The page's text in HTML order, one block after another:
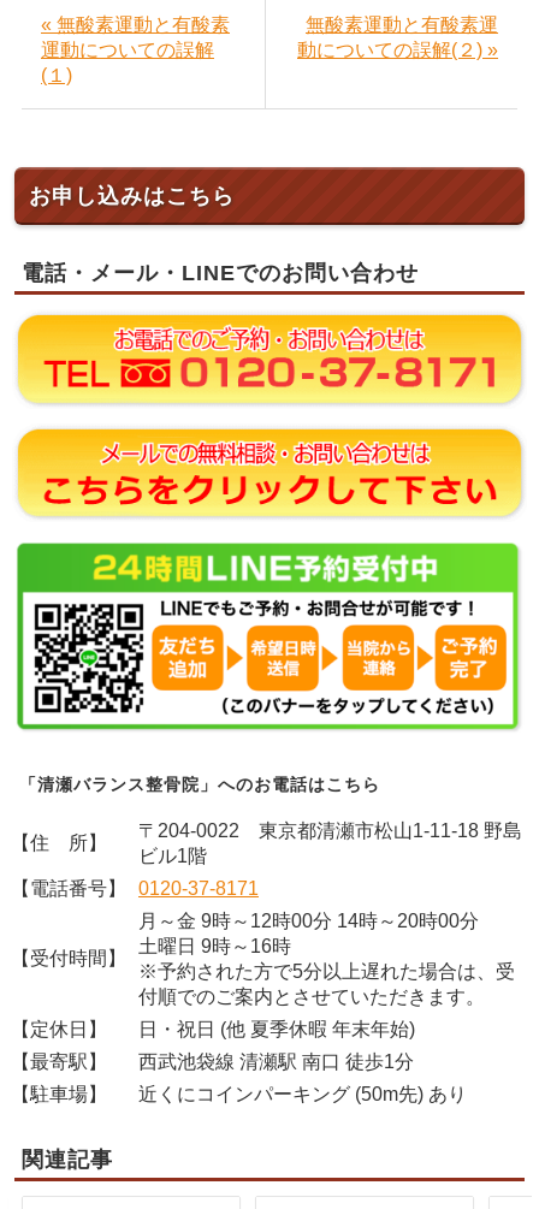
« 無酸素運動と有酸素
運動についての誤解
(１)
無酸素運動と有酸素運
動についての誤解(２) »
お申し込みはこちら
電話・メール・LINEでのお問い合わせ
「清瀬バランス整骨院」へのお電話はこちら
【住 所】
〒204-0022 東京都清瀬市松山1-11-18 野島
ビル1階
【電話番号】
0120-37-8171
【受付時間】
月～金 9時～12時00分 14時～20時00分
土曜日 9時～16時
※予約された方で5分以上遅れた場合は、受
付順でのご案内とさせていただきます。
【定休日】
日・祝日 (他 夏季休暇 年末年始)
【最寄駅】
西武池袋線 清瀬駅 南口 徒歩1分
【駐車場】
近くにコインパーキング (50m先) あり
関連記事